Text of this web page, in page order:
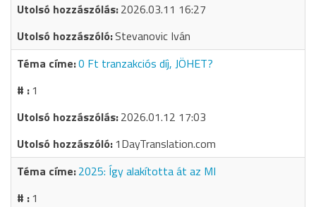
2026.03.11 16:27
Stevanovic Iván
0 Ft tranzakciós díj, JÖHET?
1
2026.01.12 17:03
1DayTranslation.com
2025: Így alakította át az MI
1